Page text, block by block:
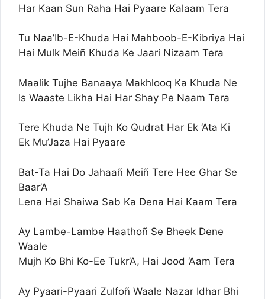
Har Kaan Sun Raha Hai Pyaare Kalaam Tera
Tu Naa’Ib-E-Khuda Hai Mahboob-E-Kibriya Hai
Hai Mulk Meiñ Khuda Ke Jaari Nizaam Tera
Maalik Tujhe Banaaya Makhlooq Ka Khuda Ne
Is Waaste Likha Hai Har Shay Pe Naam Tera
Tere Khuda Ne Tujh Ko Qudrat Har Ek ‘Ata Ki
Ek Mu’Jaza Hai Pyaare
Bat-Ta Hai Do Jahaañ Meiñ Tere Hee Ghar Se
Baar’A
Lena Hai Shaiwa Sab Ka Dena Hai Kaam Tera
Ay Lambe-Lambe Haathoñ Se Bheek Dene
Waale
Mujh Ko Bhi Ko-Ee Tukr’A, Hai Jood ‘Aam Tera
Ay Pyaari-Pyaari Zulfoñ Waale Nazar Idhar Bhi